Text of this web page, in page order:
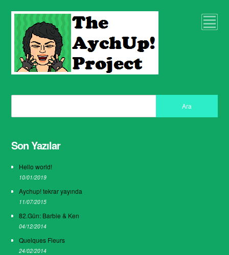
Son Yazılar
Hello world!
10/01/2019
Aychup! tekrar yayında
11/07/2015
82.Gün: Barbie & Ken
04/12/2014
Quelques Fleurs
24/02/2014